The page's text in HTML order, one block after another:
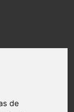
de